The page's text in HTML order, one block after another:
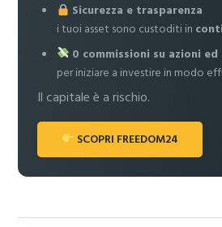
Sicurezza e trasparenza
i tuoi asset sono custoditi in
0 commissioni su azioni ed
per iniziare a investire in modo
Il capitale è a rischio.
SCOPRI FREEDOM24